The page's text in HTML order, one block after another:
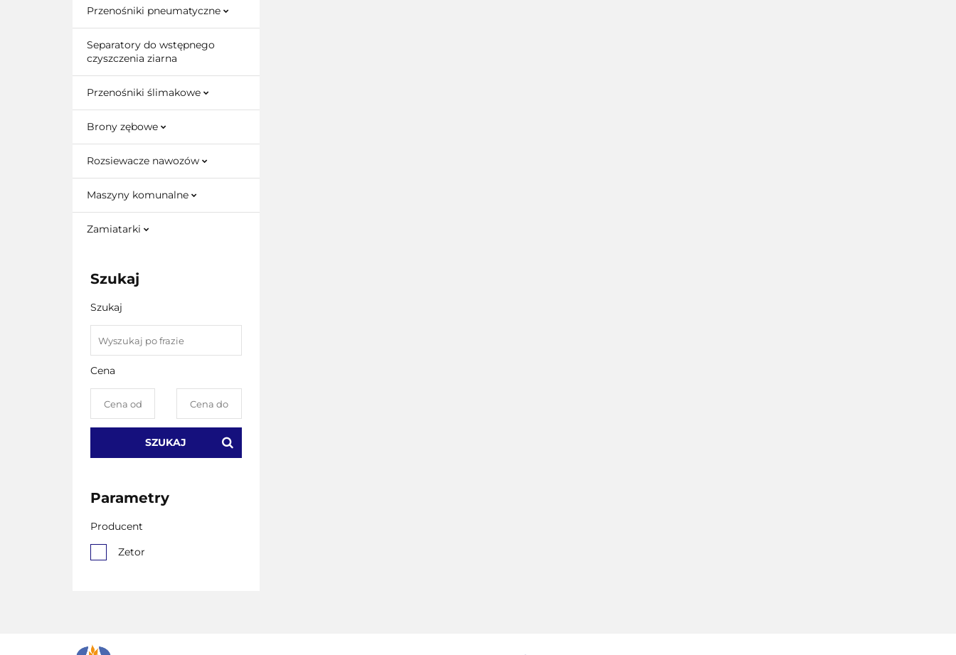
Przenośniki pneumatyczne
Separatory do wstępnego
czyszczenia ziarna
Przenośniki ślimakowe
Brony zębowe
Rozsiewacze nawozów
Maszyny komunalne
Zamiatarki
Szukaj
Szukaj
Cena
SZUKAJ
Parametry
Producent
Zetor